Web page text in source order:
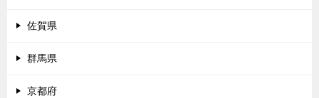
佐賀県
群馬県
京都府